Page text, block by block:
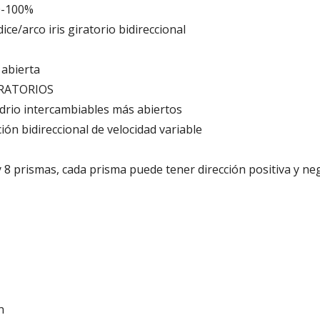
arco iris giratorio bidireccional
intercambiables más abiertos
bidireccional de velocidad variable
prismas, cada prisma puede tener dirección positiva y